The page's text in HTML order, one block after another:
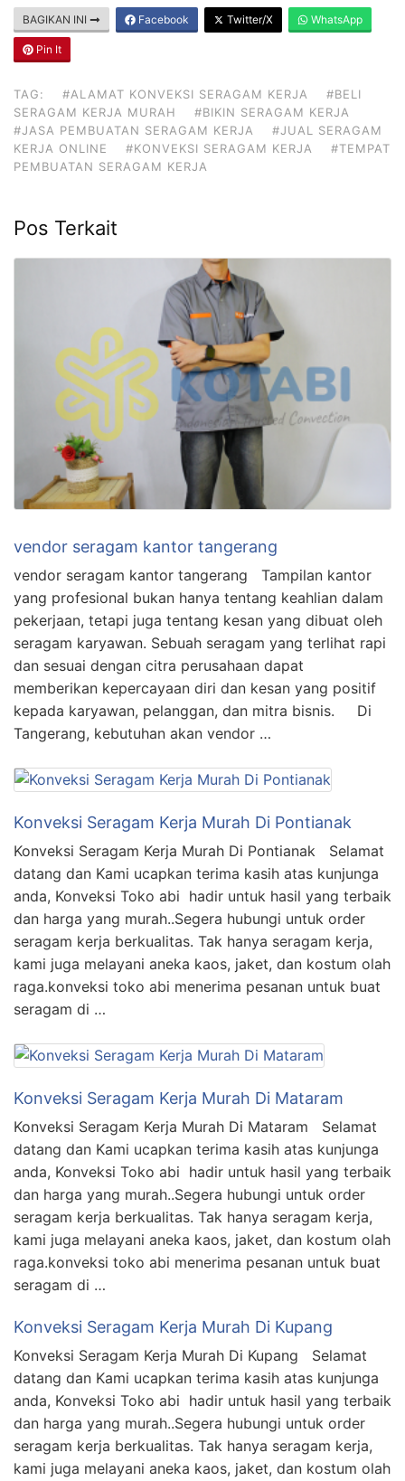
BAGIKAN INI Facebook Twitter/X WhatsApp
Pin It
TAG: #ALAMAT KONVEKSI SERAGAM KERJA
#BELI
SERAGAM KERJA MURAH
#BIKIN SERAGAM KERJA
#JASA PEMBUATAN SERAGAM KERJA
#JUAL SERAGAM
KERJA ONLINE
#KONVEKSI SERAGAM KERJA
#TEMPAT
PEMBUATAN SERAGAM KERJA
Pos Terkait
vendor seragam kantor tangerang
vendor seragam kantor tangerang Tampilan kantor
yang profesional bukan hanya tentang keahlian dalam
pekerjaan, tetapi juga tentang kesan yang dibuat oleh
seragam karyawan. Sebuah seragam yang terlihat rapi
dan sesuai dengan citra perusahaan dapat
memberikan kepercayaan diri dan kesan yang positif
kepada karyawan, pelanggan, dan mitra bisnis. Di
Tangerang, kebutuhan akan vendor …
Konveksi Seragam Kerja Murah Di Pontianak
Konveksi Seragam Kerja Murah Di Pontianak Selamat
datang dan Kami ucapkan terima kasih atas kunjunga
anda, Konveksi Toko abi hadir untuk hasil yang terbaik
dan harga yang murah..Segera hubungi untuk order
seragam kerja berkualitas. Tak hanya seragam kerja,
kami juga melayani aneka kaos, jaket, dan kostum olah
raga.konveksi toko abi menerima pesanan untuk buat
seragam di …
Konveksi Seragam Kerja Murah Di Mataram
Konveksi Seragam Kerja Murah Di Mataram Selamat
datang dan Kami ucapkan terima kasih atas kunjunga
anda, Konveksi Toko abi hadir untuk hasil yang terbaik
dan harga yang murah..Segera hubungi untuk order
seragam kerja berkualitas. Tak hanya seragam kerja,
kami juga melayani aneka kaos, jaket, dan kostum olah
raga.konveksi toko abi menerima pesanan untuk buat
seragam di …
Konveksi Seragam Kerja Murah Di Kupang
Konveksi Seragam Kerja Murah Di Kupang Selamat
datang dan Kami ucapkan terima kasih atas kunjunga
anda, Konveksi Toko abi hadir untuk hasil yang terbaik
dan harga yang murah..Segera hubungi untuk order
seragam kerja berkualitas. Tak hanya seragam kerja,
kami juga melayani aneka kaos, jaket, dan kostum olah